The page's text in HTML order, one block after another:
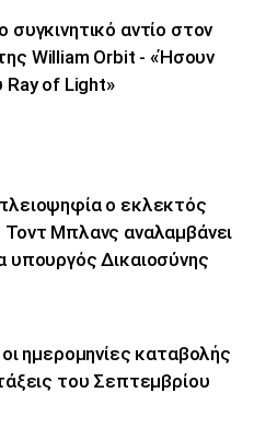
συγκινητικό αντίο στον
William Orbit - «Ήσουν
Ray of Light»
ο εκλεκτός
Μπλανς αναλαμβάνει
υπουργός Δικαιοσύνης
οι ημερομηνίες καταβολής
του Σεπτεμβρίου